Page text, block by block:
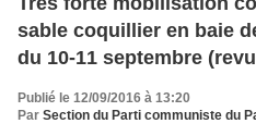
sable coquillier en baie
du 10-11 septembre
photo de Pierre-Yvon
Publié le 12/09/2016 à 13:20
Par Section du Parti communiste du